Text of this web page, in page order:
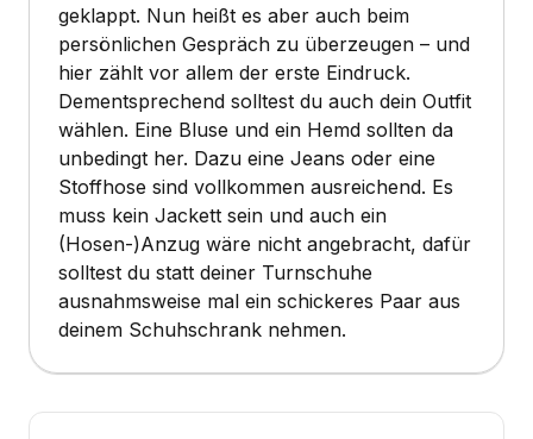
geklappt. Nun heißt es aber auch beim
persönlichen Gespräch zu überzeugen – und
hier zählt vor allem der erste Eindruck.
Dementsprechend solltest du auch dein Outfit
wählen. Eine Bluse und ein Hemd sollten da
unbedingt her. Dazu eine Jeans oder eine
Stoffhose sind vollkommen ausreichend. Es
muss kein Jackett sein und auch ein
(Hosen-)Anzug wäre nicht angebracht, dafür
solltest du statt deiner Turnschuhe
ausnahmsweise mal ein schickeres Paar aus
deinem Schuhschrank nehmen.